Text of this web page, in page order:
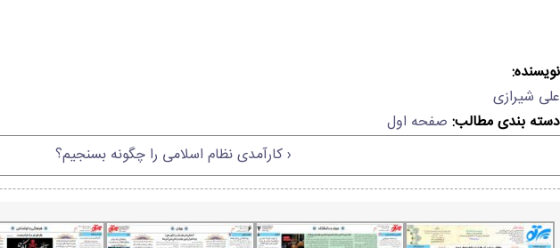
نویسنده:
علی شیرازی
دسته بندی مطالب: صفحه اول
‹ کارآمدی نظام اسلامی را چگونه بسنجیم؟